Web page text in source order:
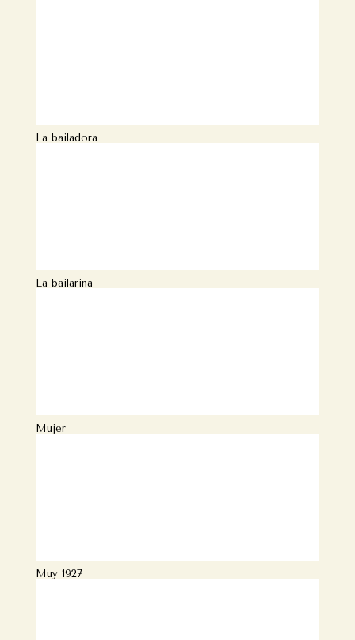
La bailadora
La bailarina
Mujer
Muy 1927